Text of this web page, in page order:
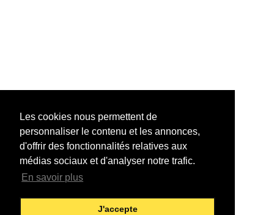
Les cookies nous permettent de
personnaliser le contenu et les annonces,
d'offrir des fonctionnalités relatives aux
médias sociaux et d'analyser notre trafic.
En savoir plus
J'accepte